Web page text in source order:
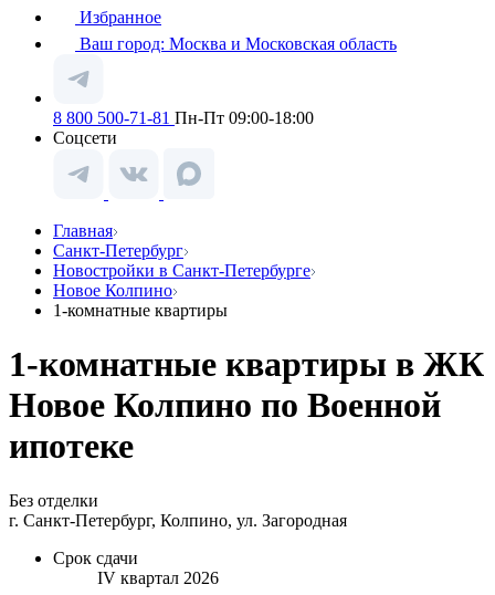
Избранное
Ваш город: Москва и Московская область
8 800 500-71-81 Пн-Пт 09:00-18:00
Соцсети
Главная
Санкт-Петербург
Новостройки в Санкт-Петербурге
Новое Колпино
1-комнатные квартиры
1-комнатные квартиры в ЖК
Новое Колпино по Военной
ипотеке
Без отделки
г. Санкт-Петербург, Колпино, ул. Загородная
Срок сдачи
IV квартал 2026